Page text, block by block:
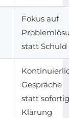
Fokus auf
statt Schuld
Gespräche
statt
Klärung